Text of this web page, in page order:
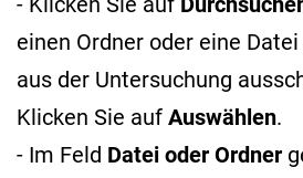
einen Ordner oder eine
aus der Untersuchung
Klicken Sie auf Auswählen.
- Im Feld Datei oder Ordner